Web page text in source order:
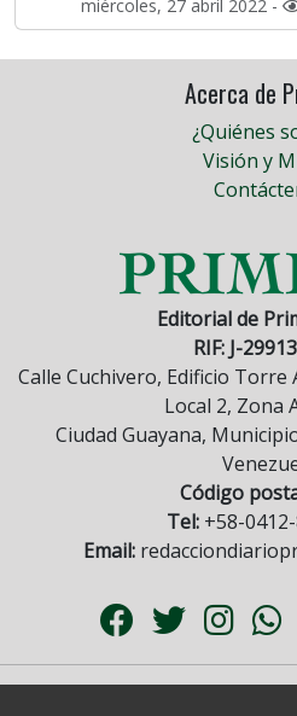
miércoles, 27 abril 2022 -
Acerca de
¿Quiénes
Visión y
Editorial de
RIF: J-
Calle Cuchivero, Edificio
Local 2, Zona
Ciudad Guayana,
Código
Tel:+58-0412-
Email: